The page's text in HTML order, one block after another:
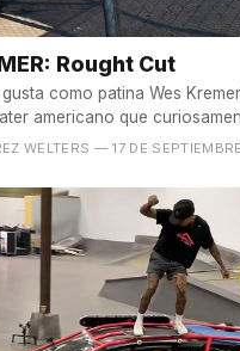
Rought Cut
como patina Wes
americano que
WELTERS — 17 DE